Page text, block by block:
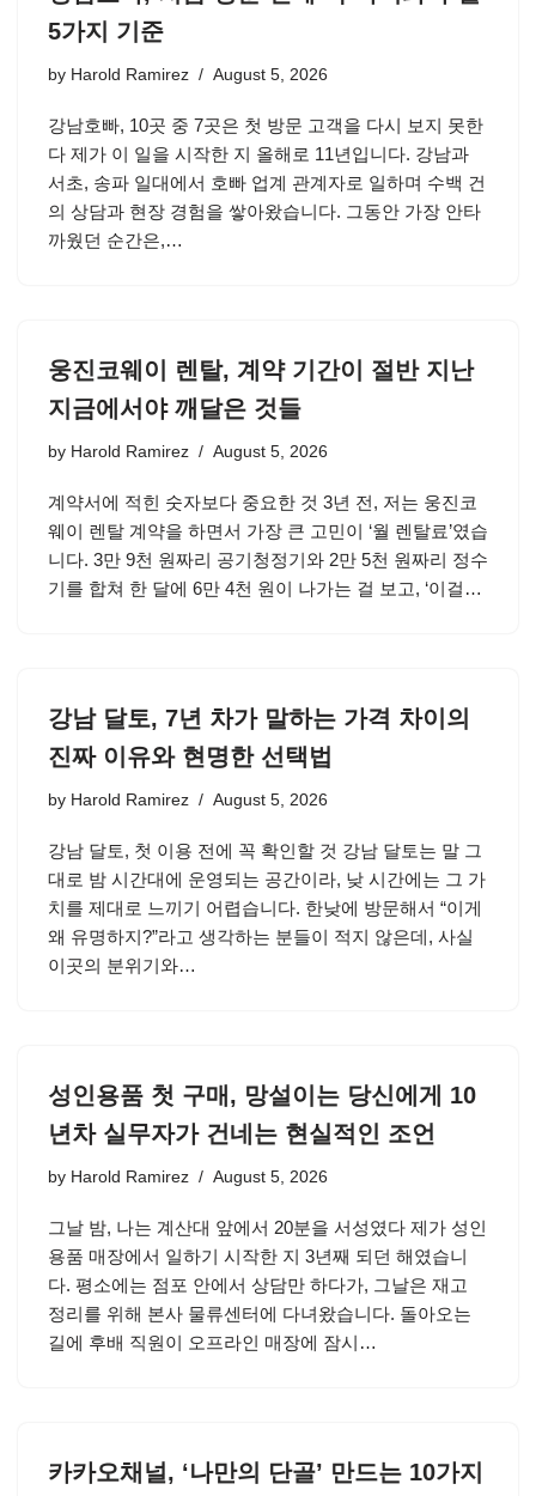
5가지 기준
by Harold Ramirez August 5, 2026
강남호빠, 10곳 중 7곳은 첫 방문 고객을 다시 보지 못한
다 제가 이 일을 시작한 지 올해로 11년입니다. 강남과
서초, 송파 일대에서 호빠 업계 관계자로 일하며 수백 건
의 상담과 현장 경험을 쌓아왔습니다. 그동안 가장 안타
까웠던 순간은,…
웅진코웨이 렌탈, 계약 기간이 절반 지난
지금에서야 깨달은 것들
by Harold Ramirez August 5, 2026
계약서에 적힌 숫자보다 중요한 것 3년 전, 저는 웅진코
웨이 렌탈 계약을 하면서 가장 큰 고민이 ‘월 렌탈료’였습
니다. 3만 9천 원짜리 공기청정기와 2만 5천 원짜리 정수
기를 합쳐 한 달에 6만 4천 원이 나가는 걸 보고, ‘이걸…
강남 달토, 7년 차가 말하는 가격 차이의
진짜 이유와 현명한 선택법
by Harold Ramirez August 5, 2026
강남 달토, 첫 이용 전에 꼭 확인할 것 강남 달토는 말 그
대로 밤 시간대에 운영되는 공간이라, 낮 시간에는 그 가
치를 제대로 느끼기 어렵습니다. 한낮에 방문해서 “이게
왜 유명하지?”라고 생각하는 분들이 적지 않은데, 사실
이곳의 분위기와…
성인용품 첫 구매, 망설이는 당신에게 10
년차 실무자가 건네는 현실적인 조언
by Harold Ramirez August 5, 2026
그날 밤, 나는 계산대 앞에서 20분을 서성였다 제가 성인
용품 매장에서 일하기 시작한 지 3년째 되던 해였습니
다. 평소에는 점포 안에서 상담만 하다가, 그날은 재고
정리를 위해 본사 물류센터에 다녀왔습니다. 돌아오는
길에 후배 직원이 오프라인 매장에 잠시…
카카오채널, ‘나만의 단골’ 만드는 10가지